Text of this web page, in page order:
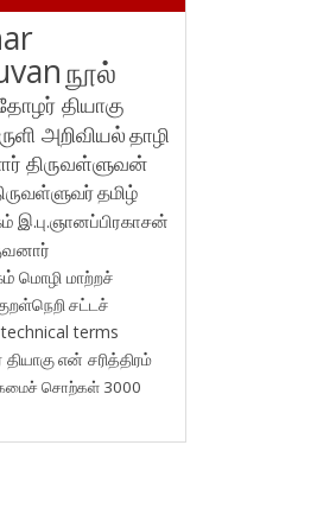
நூல்
தியாகு
அறிவியல்தாழி
திருவள்ளுவன்
தமிழ்
இ.பு.ஞானப்பிரகாசன்
மொழி மாற்றச்
சட்டச்
technical terms
என் சரித்திரம்
சொற்கள் 3000